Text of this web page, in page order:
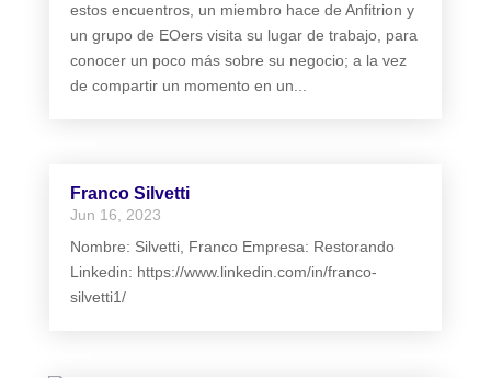
estos encuentros, un miembro hace de Anfitrion y
un grupo de EOers visita su lugar de trabajo, para
conocer un poco más sobre su negocio; a la vez
de compartir un momento en un...
Franco Silvetti
Jun 16, 2023
Nombre: Silvetti, Franco Empresa: Restorando
Linkedin: https://www.linkedin.com/in/franco-
silvetti1/